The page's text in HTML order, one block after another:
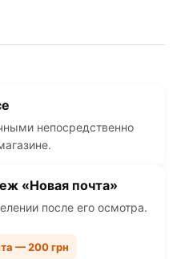
непосредственно
«Новая почта»
после его осмотра.
— 200 грн